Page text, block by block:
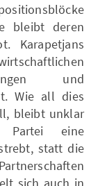
bleibt deren
Karapetjans
und
Wie all dies
bleibt unklar
Partei eine
statt die
sich auch in